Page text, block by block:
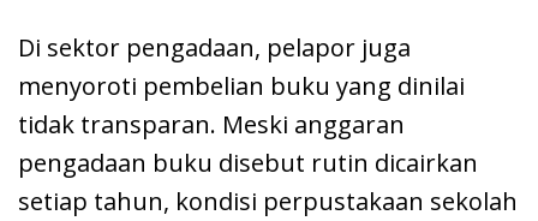
Di sektor pengadaan, pelapor juga
menyoroti pembelian buku yang dinilai
tidak transparan. Meski anggaran
pengadaan buku disebut rutin dicairkan
setiap tahun, kondisi perpustakaan sekolah